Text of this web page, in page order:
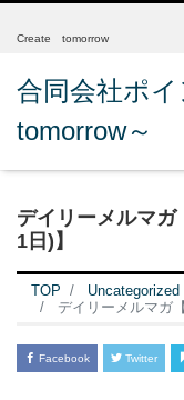
Create tomorrow
合同会社ポ
tomorrow～
デイリーメルマガ
1日)】
TOP
Uncategorized
デイリーメルマガ
Facebook Twitter